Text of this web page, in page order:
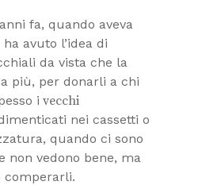
fa, quando aveva
avuto l’idea di
da vista che la
più, per donarli a chi
i vecchi
nei cassetti o
quando ci sono
non vedono bene, ma
comperarli.